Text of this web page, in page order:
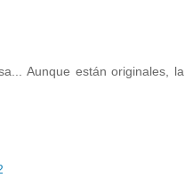
Aunque están originales, la